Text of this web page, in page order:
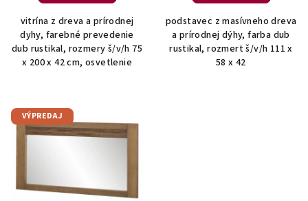
vitrína z dreva a prírodnej
dyhy, farebné prevedenie
dub rustikal, rozmery š/v/h 75
x 200 x 42 cm, osvetlenie
podstavec z masívneho dreva
a prírodnej dýhy, farba dub
rustikal, rozmert š/v/h 111 x
58 x 42
VÝPREDAJ